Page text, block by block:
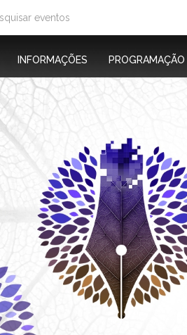
INFORMAÇÕES PROGRAMAÇÃO